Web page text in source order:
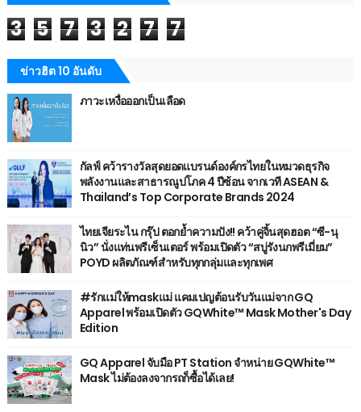
3 5 7 3 2 7 7
ข่าวฮิต 10 อันดับ
ภาวะเหงื่อออกเป็นเลือด
กัลฟ์ คว้ารางวัลสุดยอดแบรนด์องค์กรไทยในหมวดธุรกิจ
พลังงานและสาธารณูปโภค 4 ปีซ้อน จากเวที ASEAN &
Thailand’s Top Corporate Brands 2024
ไทยเจียระไน กรุ๊ป ตอกย้ำความปัง!! คว้าคู่จิ้นสุดฮอต “ซี-นุ
นิว” นั่งแท่นพรีเซ็นเตอร์ พร้อมเปิดตัว “สบู่รังนกพรีเมี่ยม”
POYD ผลิตภัณฑ์สำหรับทุกกลุ่มและทุกเพศ
#รักแม่ให้maskแม่ แคมเปญต้อนรับวันแม่จาก GQ
Apparel พร้อมเปิดตัว GQWhite™ Mask Mother's Day
Edition
GQ Apparel จับมือ PT Station จำหน่าย GQWhite™
Mask ไม่ต้องลงจากรถก็ซื้อได้เลย!